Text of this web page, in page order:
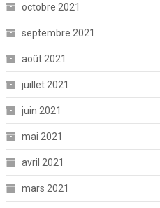
octobre 2021
septembre 2021
août 2021
juillet 2021
juin 2021
mai 2021
avril 2021
mars 2021